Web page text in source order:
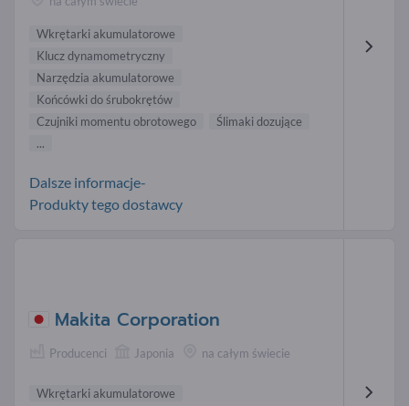
Wkrętarki akumulatorowe
Klucz dynamometryczny
Narzędzia akumulatorowe
Końcówki do śrubokrętów
Czujniki momentu obrotowego
Ślimaki dozujące
...
Dalsze informacje-
Produkty tego dostawcy
Makita Corporation
Producenci Japonia na całym świecie
Wkrętarki akumulatorowe